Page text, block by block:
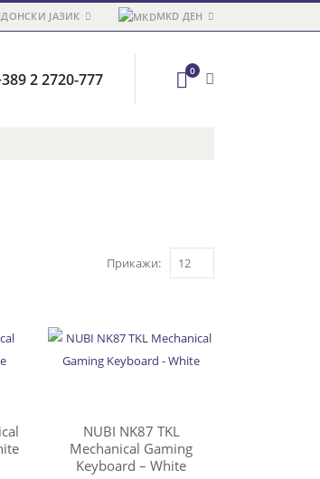
ЈАЗИК MKD ДЕН
2 2720-777 0
Прикажи:
NUBI NK87 TKL
Mechanical Gaming
Keyboard – White